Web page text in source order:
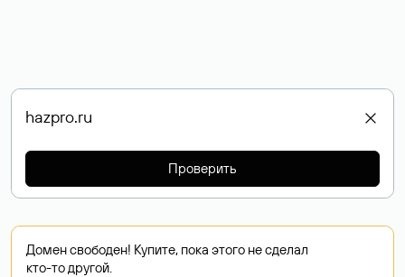
Проверить
Домен свободен! Купите, пока этого не сделал
кто-то другой.